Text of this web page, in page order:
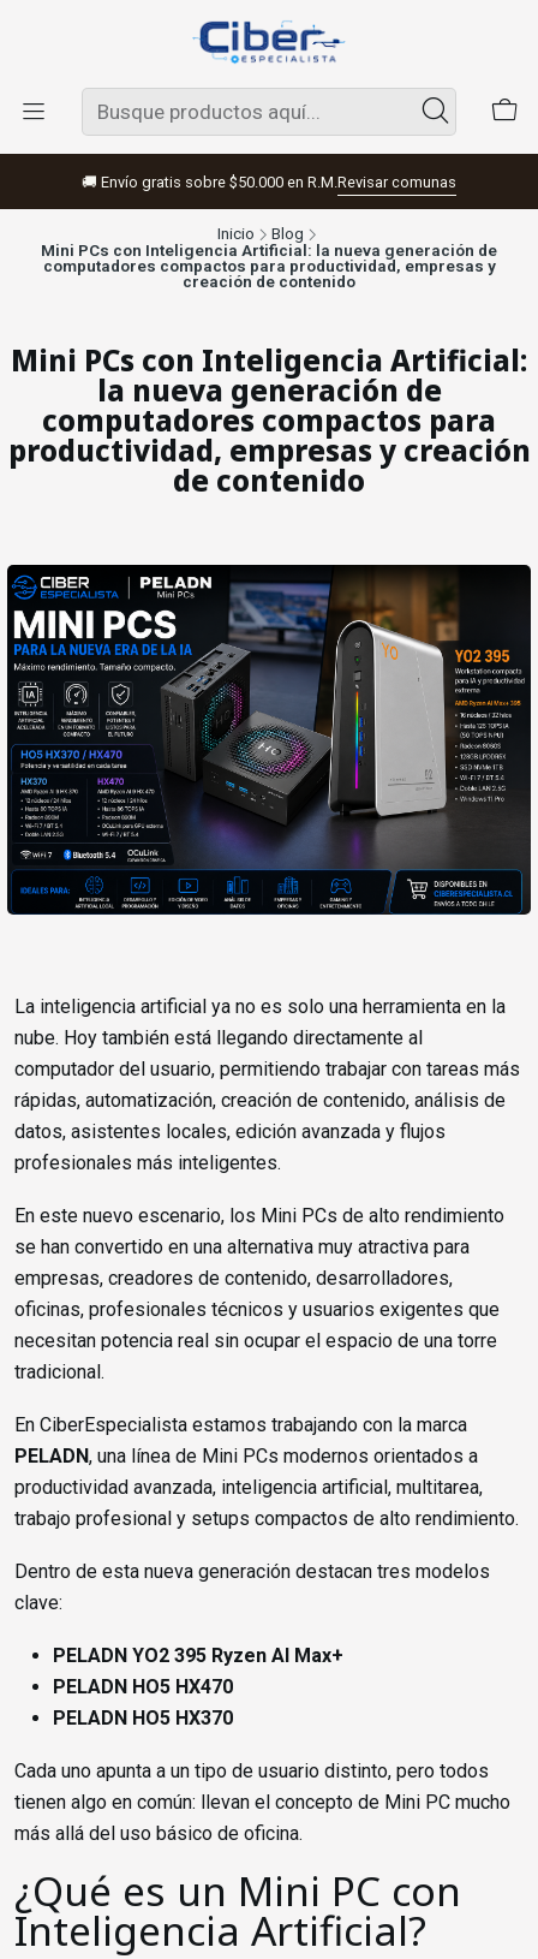
🚚 Envío gratis sobre $50.000 en R.M. Revisar comunas
Inicio
Blog
Mini PCs con Inteligencia Artificial: la nueva generación de
computadores compactos para productividad, empresas y
creación de contenido
Mini PCs con Inteligencia Artificial:
la nueva generación de
computadores compactos para
productividad, empresas y creación
de contenido
La inteligencia artificial ya no es solo una herramienta en la
nube. Hoy también está llegando directamente al
computador del usuario, permitiendo trabajar con tareas más
rápidas, automatización, creación de contenido, análisis de
datos, asistentes locales, edición avanzada y flujos
profesionales más inteligentes.
En este nuevo escenario, los Mini PCs de alto rendimiento
se han convertido en una alternativa muy atractiva para
empresas, creadores de contenido, desarrolladores,
oficinas, profesionales técnicos y usuarios exigentes que
necesitan potencia real sin ocupar el espacio de una torre
tradicional.
En CiberEspecialista estamos trabajando con la marca
PELADN, una línea de Mini PCs modernos orientados a
productividad avanzada, inteligencia artificial, multitarea,
trabajo profesional y setups compactos de alto rendimiento.
Dentro de esta nueva generación destacan tres modelos
clave:
PELADN YO2 395 Ryzen AI Max+
PELADN HO5 HX470
PELADN HO5 HX370
Cada uno apunta a un tipo de usuario distinto, pero todos
tienen algo en común: llevan el concepto de Mini PC mucho
más allá del uso básico de oficina.
¿Qué es un Mini PC con
Inteligencia Artificial?